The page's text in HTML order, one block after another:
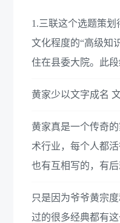
1.三联这个选题策
文化程度的“高级知
住在县委大院。此段
黄家少以文字成名
黄家真是一个传奇
术行业，每个人都
也有互相写的，有
只是因为爷爷黄宗
过的很多经典都有